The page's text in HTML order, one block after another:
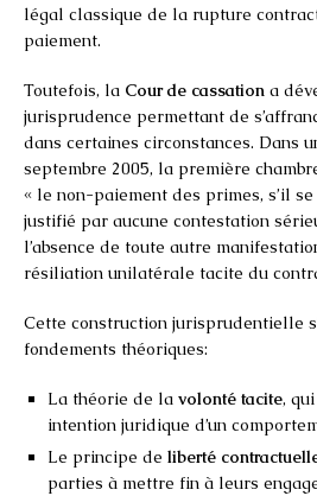
légal classique de la rupture
paiement.
Toutefois, la Cour de cassation a
jurisprudence permettant de
dans certaines circonstances. Dans
septembre 2005, la première
« le non-paiement des primes, s’il se
justifié par aucune contestation
l’absence de toute autre
résiliation unilatérale tacite du
Cette construction jurisprudentielle
fondements théoriques:
La théorie de la volonté tacite,
intention juridique d’un
Le principe de liberté
parties à mettre fin à leurs